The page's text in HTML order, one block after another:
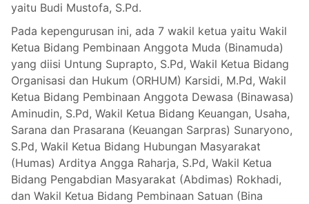
yaitu Budi Mustofa, S.Pd.
Pada kepengurusan ini, ada 7 wakil ketua yaitu Wakil
Ketua Bidang Pembinaan Anggota Muda (Binamuda)
yang diisi Untung Suprapto, S.Pd, Wakil Ketua Bidang
Organisasi dan Hukum (ORHUM) Karsidi, M.Pd, Wakil
Ketua Bidang Pembinaan Anggota Dewasa (Binawasa)
Aminudin, S.Pd, Wakil Ketua Bidang Keuangan, Usaha,
Sarana dan Prasarana (Keuangan Sarpras) Sunaryono,
S.Pd, Wakil Ketua Bidang Hubungan Masyarakat
(Humas) Arditya Angga Raharja, S.Pd, Wakil Ketua
Bidang Pengabdian Masyarakat (Abdimas) Rokhadi,
dan Wakil Ketua Bidang Pembinaan Satuan (Bina